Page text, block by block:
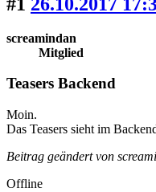
screamindan
Mitglied
Teasers Backend
Moin.
Das Teasers sieht im
Beitrag geändert von
Offline